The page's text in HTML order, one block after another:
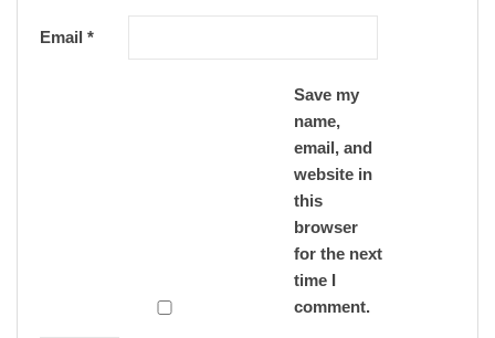
Email *
Save my
name,
email, and
website in
this
browser
for the next
time I
comment.